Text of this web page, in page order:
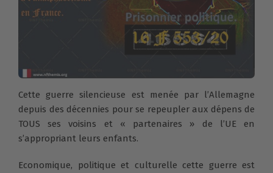
Cette guerre silencieuse est menée par l’Allemagne
depuis des décennies pour se repeupler aux dépens de
TOUS ses voisins et « partenaires » de l’UE en
s’appropriant leurs enfants.
Economique, politique et culturelle cette guerre est